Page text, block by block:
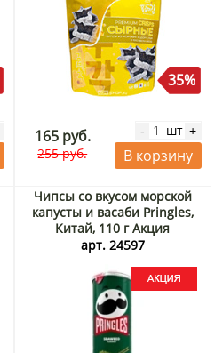
35%
165 руб.
255 руб.
- шт +
В корзину
Чипсы со вкусом морской
капусты и васаби Pringles,
Китай, 110 г Акция
арт. 24597